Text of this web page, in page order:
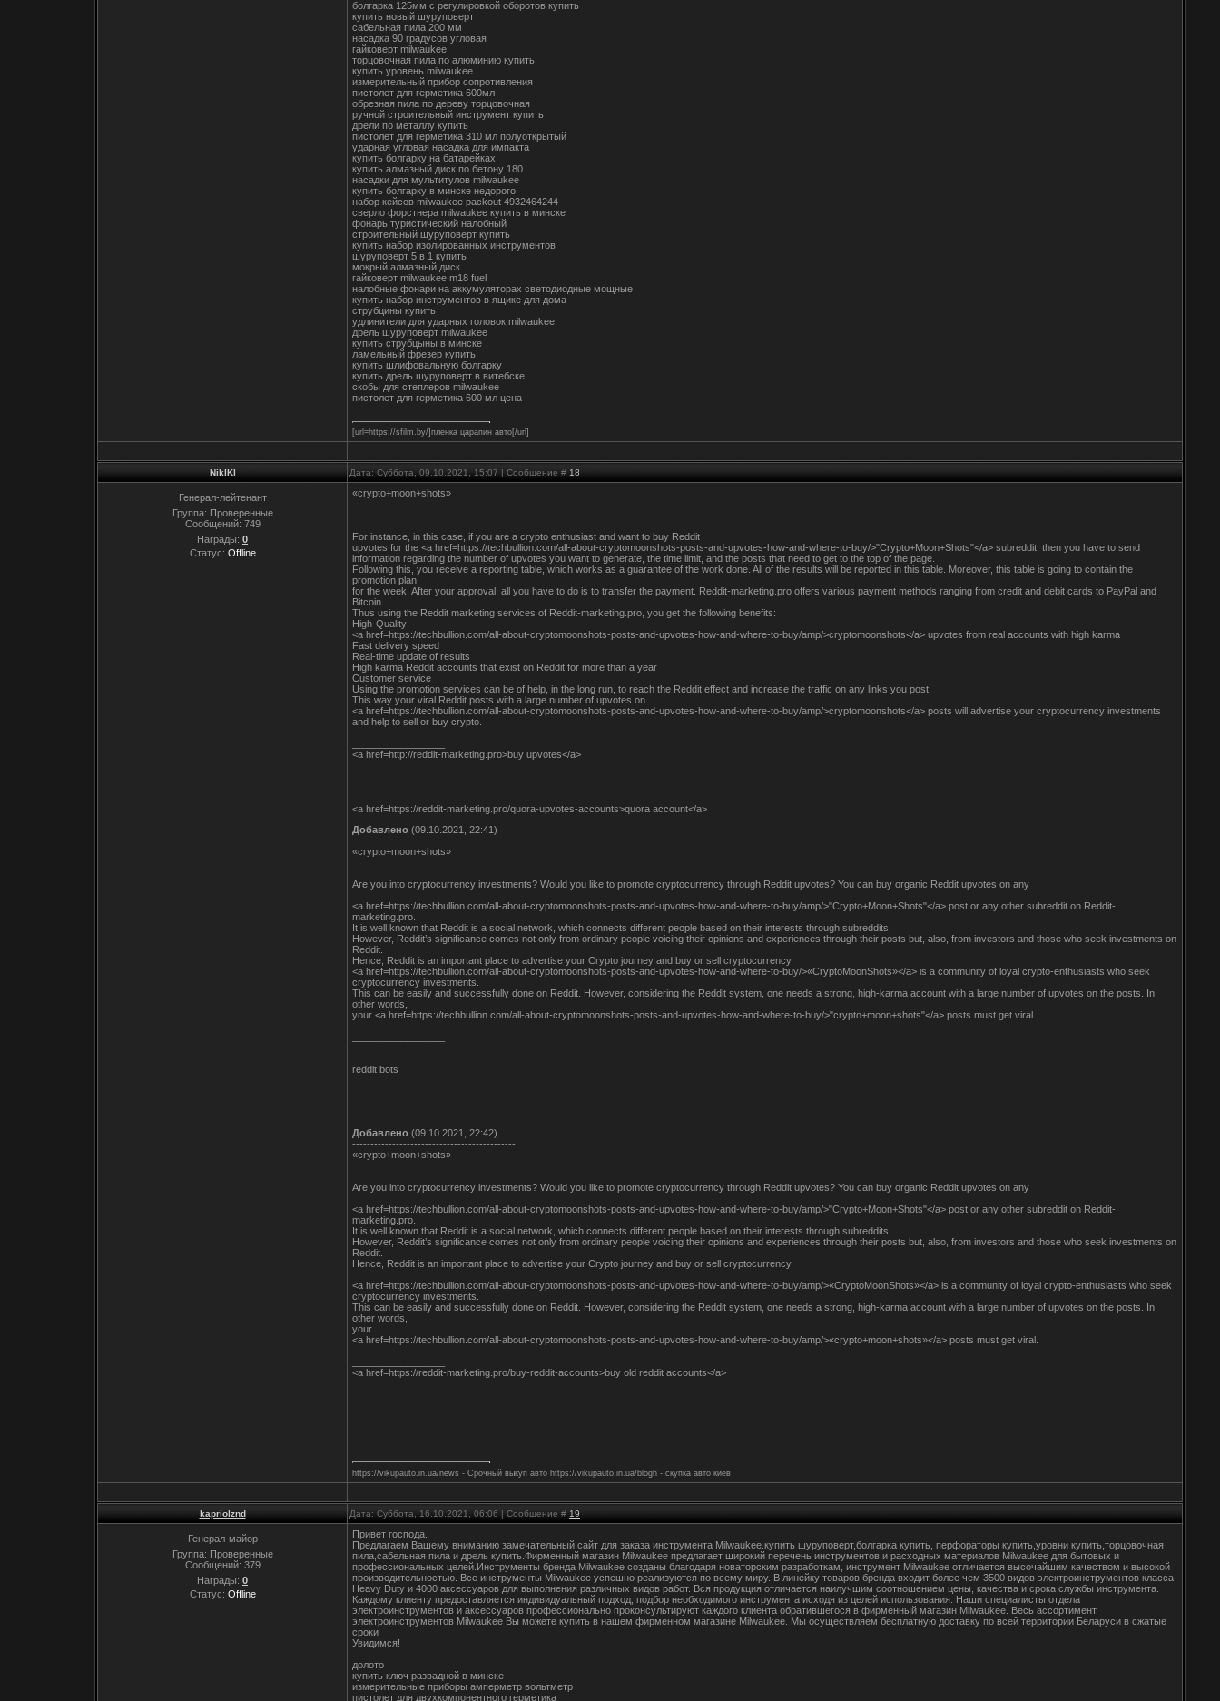
болгарка 125мм с регулировкой оборотов купить
купить новый шуруповерт
сабельная пила 200 мм
насадка 90 градусов угловая
гайковерт milwaukee
торцовочная пила по алюминию купить
купить уровень milwaukee
измерительный прибор сопротивления
пистолет для герметика 600мл
обрезная пила по дереву торцовочная
ручной строительный инструмент купить
дрели по металлу купить
пистолет для герметика 310 мл полуоткрытый
ударная угловая насадка для импакта
купить болгарку на батарейках
купить алмазный диск по бетону 180
насадки для мультитулов milwaukee
купить болгарку в минске недорого
набор кейсов milwaukee packout 4932464244
сверло форстнера milwaukee купить в минске
фонарь туристический налобный
строительный шуруповерт купить
купить набор изолированных инструментов
шуруповерт 5 в 1 купить
мокрый алмазный диск
гайковерт milwaukee m18 fuel
налобные фонари на аккумуляторах светодиодные мощные
купить набор инструментов в ящике для дома
струбцины купить
удлинители для ударных головок milwaukee
дрель шуруповерт milwaukee
купить струбцыны в минске
ламельный фрезер купить
купить шлифовальную болгарку
купить дрель шуруповерт в витебске
скобы для степлеров milwaukee
пистолет для герметика 600 мл цена
[url=https://sfilm.by/]пленка царапин авто[/url]
NiklKl Дата: Суббота, 09.10.2021, 15:07 | Сообщение # 18
Генерал-лейтенант
Группа: Проверенные
Сообщений: 749
Награды: 0
Статус: Offline
«crypto+moon+shots»
For instance, in this case, if you are a crypto enthusiast and want to buy Reddit
upvotes for the <a href=https://techbullion.com/all-about-cryptomoonshots-posts-and-upvotes-how-and-where-to-buy/>"Crypto+Moon+Shots"</a> subreddit, then you have to send
information regarding the number of upvotes you want to generate, the time limit, and the posts that need to get to the top of the page.
Following this, you receive a reporting table, which works as a guarantee of the work done. All of the results will be reported in this table. Moreover, this table is going to contain the
promotion plan
for the week. After your approval, all you have to do is to transfer the payment. Reddit-marketing.pro offers various payment methods ranging from credit and debit cards to PayPal and
Bitcoin.
Thus using the Reddit marketing services of Reddit-marketing.pro, you get the following benefits:
High-Quality
<a href=https://techbullion.com/all-about-cryptomoonshots-posts-and-upvotes-how-and-where-to-buy/amp/>cryptomoonshots</a> upvotes from real accounts with high karma
Fast delivery speed
Real-time update of results
High karma Reddit accounts that exist on Reddit for more than a year
Customer service
Using the promotion services can be of help, in the long run, to reach the Reddit effect and increase the traffic on any links you post.
This way your viral Reddit posts with a large number of upvotes on
<a href=https://techbullion.com/all-about-cryptomoonshots-posts-and-upvotes-how-and-where-to-buy/amp/>cryptomoonshots</a> posts will advertise your cryptocurrency investments
and help to sell or buy crypto.
<a href=http://reddit-marketing.pro>buy upvotes</a>
<a href=https://reddit-marketing.pro/quora-upvotes-accounts>quora account</a>
Добавлено (09.10.2021, 22:41)
---------------------------------------------
«crypto+moon+shots»
Are you into cryptocurrency investments? Would you like to promote cryptocurrency through Reddit upvotes? You can buy organic Reddit upvotes on any
<a href=https://techbullion.com/all-about-cryptomoonshots-posts-and-upvotes-how-and-where-to-buy/amp/>"Crypto+Moon+Shots"</a> post or any other subreddit on Reddit-
marketing.pro.
It is well known that Reddit is a social network, which connects different people based on their interests through subreddits.
However, Reddit’s significance comes not only from ordinary people voicing their opinions and experiences through their posts but, also, from investors and those who seek investments on
Reddit.
Hence, Reddit is an important place to advertise your Crypto journey and buy or sell cryptocurrency.
<a href=https://techbullion.com/all-about-cryptomoonshots-posts-and-upvotes-how-and-where-to-buy/>«CryptoMoonShots»</a> is a community of loyal crypto-enthusiasts who seek
cryptocurrency investments.
This can be easily and successfully done on Reddit. However, considering the Reddit system, one needs a strong, high-karma account with a large number of upvotes on the posts. In
other words,
your <a href=https://techbullion.com/all-about-cryptomoonshots-posts-and-upvotes-how-and-where-to-buy/>"crypto+moon+shots"</a> posts must get viral.
reddit bots
Добавлено (09.10.2021, 22:42)
---------------------------------------------
«crypto+moon+shots»
Are you into cryptocurrency investments? Would you like to promote cryptocurrency through Reddit upvotes? You can buy organic Reddit upvotes on any
<a href=https://techbullion.com/all-about-cryptomoonshots-posts-and-upvotes-how-and-where-to-buy/amp/>"Crypto+Moon+Shots"</a> post or any other subreddit on Reddit-
marketing.pro.
It is well known that Reddit is a social network, which connects different people based on their interests through subreddits.
However, Reddit’s significance comes not only from ordinary people voicing their opinions and experiences through their posts but, also, from investors and those who seek investments on
Reddit.
Hence, Reddit is an important place to advertise your Crypto journey and buy or sell cryptocurrency.
<a href=https://techbullion.com/all-about-cryptomoonshots-posts-and-upvotes-how-and-where-to-buy/amp/>«CryptoMoonShots»</a> is a community of loyal crypto-enthusiasts who seek
cryptocurrency investments.
This can be easily and successfully done on Reddit. However, considering the Reddit system, one needs a strong, high-karma account with a large number of upvotes on the posts. In
other words,
your
<a href=https://techbullion.com/all-about-cryptomoonshots-posts-and-upvotes-how-and-where-to-buy/amp/>«crypto+moon+shots»</a> posts must get viral.
<a href=https://reddit-marketing.pro/buy-reddit-accounts>buy old reddit accounts</a>
https://vikupauto.in.ua/news - Срочный выкуп авто https://vikupauto.in.ua/blogh - скупка авто киев
kapriolznd Дата: Суббота, 16.10.2021, 06:06 | Сообщение # 19
Генерал-майор
Группа: Проверенные
Сообщений: 379
Награды: 0
Статус: Offline
Привет господа.
Предлагаем Вашему вниманию замечательный сайт для заказа инструмента Milwaukee.купить шуруповерт,болгарка купить, перфораторы купить,уровни купить,торцовочная
пила,сабельная пила и дрель купить.Фирменный магазин Milwaukee предлагает широкий перечень инструментов и расходных материалов Milwaukee для бытовых и
профессиональных целей.Инструменты бренда Milwaukee созданы благодаря новаторским разработкам, инструмент Milwaukee отличается высочайшим качеством и высокой
производительностью. Все инструменты Milwaukee успешно реализуются по всему миру. В линейку товаров бренда входит более чем 3500 видов электроинструментов класса
Heavy Duty и 4000 аксессуаров для выполнения различных видов работ. Вся продукция отличается наилучшим соотношением цены, качества и срока службы инструмента.
Каждому клиенту предоставляется индивидуальный подход, подбор необходимого инструмента исходя из целей использования. Наши специалисты отдела
электроинструментов и аксессуаров профессионально проконсультируют каждого клиента обратившегося в фирменный магазин Milwaukee. Весь ассортимент
электроинструментов Milwaukee Вы можете купить в нашем фирменном магазине Milwaukee. Мы осуществляем бесплатную доставку по всей территории Беларуси в сжатые
сроки
Увидимся!
долото
купить ключ развадной в минске
измерительные приборы амперметр вольтметр
пистолет для двухкомпонентного герметика